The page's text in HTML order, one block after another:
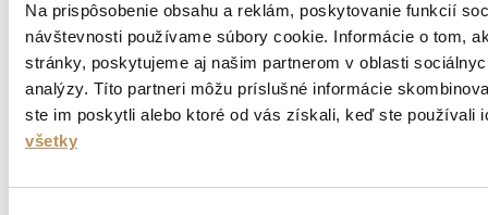
Na prispôsobenie obsahu a reklám, poskytovanie funkcií
návštevnosti používame súbory cookie. Informácie o tom,
stránky, poskytujeme aj našim partnerom v oblasti
analýzy. Títo partneri môžu príslušné informácie
ste im poskytli alebo ktoré od vás získali, keď ste používali
všetky
Drevené
Naše drevené stoličkyponúkajú harmóniu medzi prírodnou krásou
a funkčnosťou. Táto kategória zahŕňa